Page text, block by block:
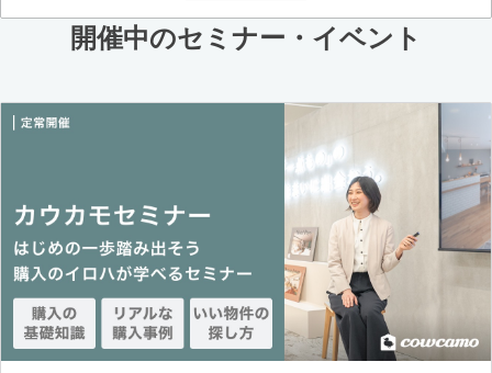
開催中のセミナー・イベント